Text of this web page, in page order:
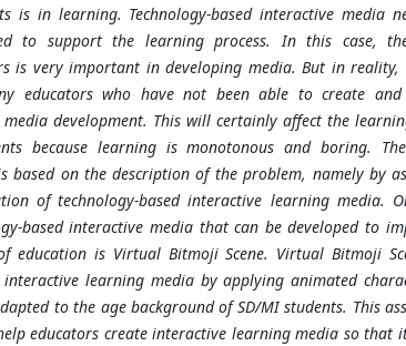
is in learning. Technology-based interactive media
to support the learning process. In this case,
is very important in developing media. But in reality,
educators who have not been able to create and
development. This will certainly affect the
because learning is monotonous and boring.
based on the description of the problem, namely by
of technology-based interactive learning media.
based interactive media that can be developed to
education is Virtual Bitmoji Scene. Virtual Bitmoji
interactive learning media by applying animated
to the age background of SD/MI students. This
educators create interactive learning media so that